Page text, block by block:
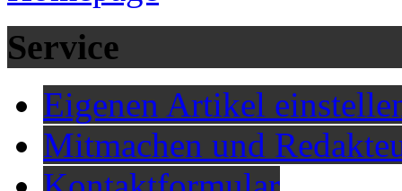
Service
Eigenen Artikel
Mitmachen und